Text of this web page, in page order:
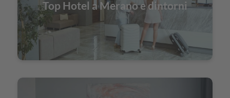
Top Hotel a Merano e dintorni